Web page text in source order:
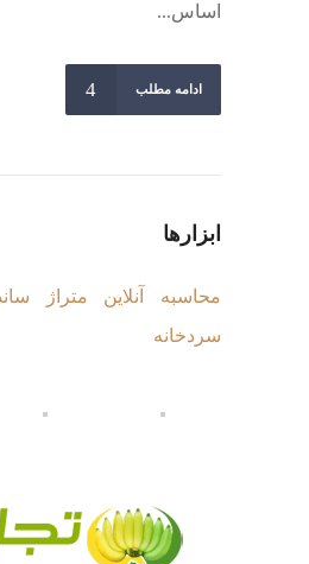
اساس...
ادامه مطلب
ابزارها
محاسبه آنلاین متراژ
سردخانه